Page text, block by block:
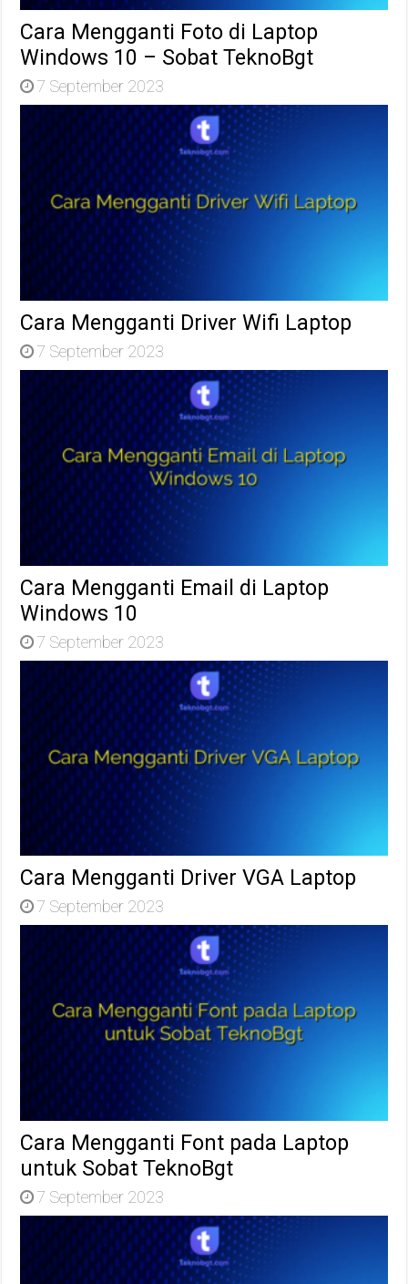
Cara Mengganti Foto di Laptop
Windows 10 – Sobat TeknoBgt
7 September 2023
Cara Mengganti Driver Wifi Laptop
7 September 2023
Cara Mengganti Email di Laptop
Windows 10
7 September 2023
Cara Mengganti Driver VGA Laptop
7 September 2023
Cara Mengganti Font pada Laptop
untuk Sobat TeknoBgt
7 September 2023